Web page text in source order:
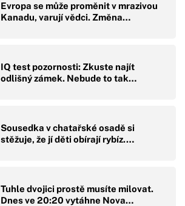
Evropa se může proměnit v mrazivou
Kanadu, varují vědci. Změna…
IQ test pozornosti: Zkuste najít
odlišný zámek. Nebude to tak…
Sousedka v chatařské osadě si
stěžuje, že jí děti obírají rybíz.…
Tuhle dvojici prostě musíte milovat.
Dnes ve 20:20 vytáhne Nova…